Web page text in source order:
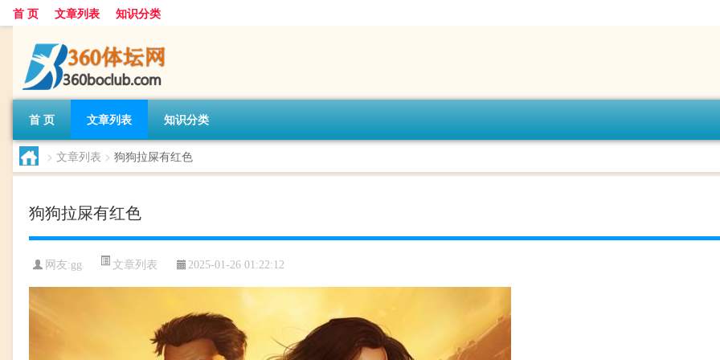
首 页 文章列表 知识分类
首 页 文章列表 知识分类
> 文章列表 > 狗狗拉屎有红色
狗狗拉屎有红色
网友:gg 文章列表 2025-01-26 01:22:12